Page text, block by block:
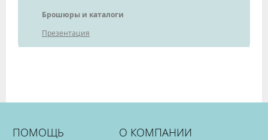
Брошюры и каталоги
Презентация
ПОМОЩЬ О КОМПАНИИ